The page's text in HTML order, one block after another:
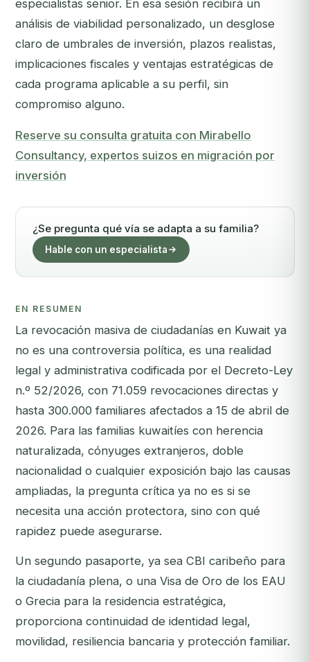
especialistas senior. En esa sesión recibirá un
análisis de viabilidad personalizado, un desglose
claro de umbrales de inversión, plazos realistas,
implicaciones fiscales y ventajas estratégicas de
cada programa aplicable a su perfil, sin
compromiso alguno.
Reserve su consulta gratuita con Mirabello
Consultancy, expertos suizos en migración por
inversión
¿Se pregunta qué vía se adapta a su familia?
Hable con un especialista
EN RESUMEN
La revocación masiva de ciudadanías en Kuwait ya
no es una controversia política, es una realidad
legal y administrativa codificada por el Decreto-Ley
n.º 52/2026, con 71.059 revocaciones directas y
hasta 300.000 familiares afectados a 15 de abril de
2026. Para las familias kuwaitíes con herencia
naturalizada, cónyuges extranjeros, doble
nacionalidad o cualquier exposición bajo las causas
ampliadas, la pregunta crítica ya no es si se
necesita una acción protectora, sino con qué
rapidez puede asegurarse.
Un segundo pasaporte, ya sea CBI caribeño para
la ciudadanía plena, o una Visa de Oro de los EAU
o Grecia para la residencia estratégica,
proporciona continuidad de identidad legal,
movilidad, resiliencia bancaria y protección familiar.